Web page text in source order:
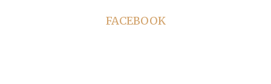
FACEBOOK